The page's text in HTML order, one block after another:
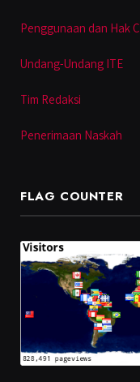
Penggunaan dan Hak
Undang-Undang ITE
Tim Redaksi
Penerimaan Naskah
FLAG COUNTER